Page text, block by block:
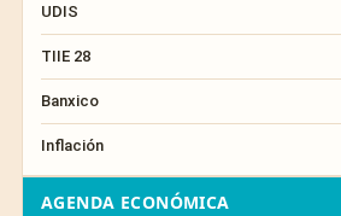
UDIS
TIIE 28
Banxico
Inflación
AGENDA ECONÓMICA